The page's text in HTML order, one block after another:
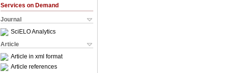
Services on Demand
Journal
SciELO Analytics
Article
Article in xml format
Article references